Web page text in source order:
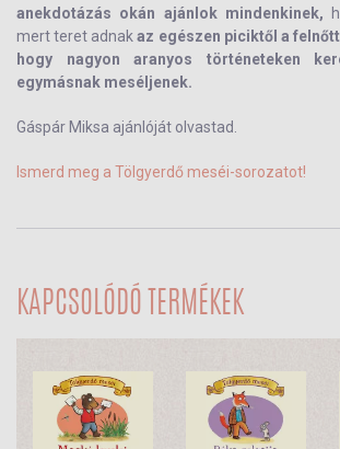
anekdotázás okán ajánlok mindenkinek,
mert teret adnakaz egészen piciktől a
hogy nagyon aranyos történeteken
egymásnak meséljenek.
Gáspár Miksa ajánlóját olvastad.
Ismerd meg a Tölgyerdő meséi-sorozatot!
KAPCSOLÓDÓ TERMÉKEK